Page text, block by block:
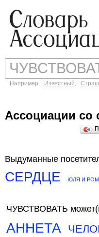
Например: Известный,
Ассоциации
Выдуманные
СЕРДЦЕ ЮЛЯ И
ЧУВСТВОВАТЬ
АННЕТА